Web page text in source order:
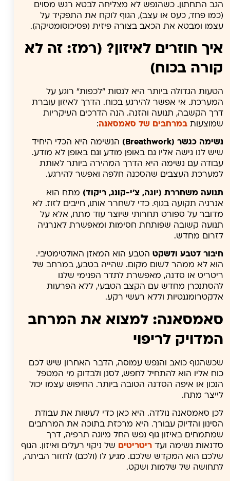
הגב התחתון. כשהנפש לא מצליחה לבטא רגש מסוים
(כמו פחד, כעס או עצב), הגוף לוקח את התפקיד על
עצמו ומבטא את הכאב בצורה פיזית (פסיכוסומטיקה).
איך חוזרים לאיזון? (רמז: זה לא
קורה בכוח)
הטעות הגדולה ביותר היא לנסות "לכפות" רוגע על
המערכת. אי אפשר להירגע בכוח. הדרך לאיזון עוברת
דרך הקשבה, תנועה והזנה. הנה הדרכים העיקריות
שמוצעותבמרחבים של סאמסאנה:
נשימה כגשר (Breathwork)
הנשימה היא הכלי היחיד
שיש לנו גישה אליו גם באופן מודע וגם באופן לא מודע.
עבודה עם נשימה היא הדרך המהירה ביותר לאותת
למערכת העצבים שהסכנה חלפה ואפשר להירגע.
תנועה משחררת (יוגה, צ'י-קונג, ריקוד) מתח הוא
אנרגיה תקועה בגוף. כדי לשחרר אותו, חייבים לזוז. לא
מדובר על ספורט תחרותי שיוצר עוד מתח, אלא על
תנועה קשובה שפותחת חסימות ומאפשרת לאנרגיה
לזרום מחדש.
חיבור לטבע ולשקט הטבע הוא המאזן האולטימטיבי.
הוא לא ממהר לשום מקום. שהייה בטבע, במרחב של
ריטריט או סדנה, מאפשרת לתדר הפנימי שלנו
להסתנכרן מחדש עם הקצב הטבעי, ללא הפרעות
אלקטרומגנטיות וללא רעשי רקע.
סאמסאנה: למצוא את המרחב
המדויק לריפוי
שכשהגוף כואב והנפש עמוסה, הדבר האחרון שיש לכם
כוח אליו הוא להתחיל לחפש, לסנן ולבדוק מי המטפל
הנכון או איפה הסדנה הטובה ביותר. החיפוש עצמו יכול
לייצר מתח.
לכן סאמסאנה נולדה. היא כאן כדי לעשות את עבודת
הסינון והדיוק עבורך. היא מרכזת בתוכה את המרחבים
שמתמחים באיזון גוף נפש החל מיוגה תרפיה, דרך
סדנאות נשימה ועדריטריטים של ניקוי רעלים ואיזון. הגוף
שלכם הוא המקדש שלכם. מגיע לו (ולכם) לחזור הביתה,
לתחושה של שלמות ושקט.